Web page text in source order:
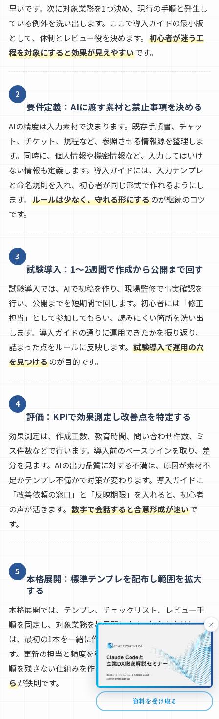
早いです。次に対象業務を1つ決め、現行の手順と発生し
ている例外を洗い出します。ここで導入ガイドの最小版
として、体制とレビュー役を決めます。 初心者が迷う工
程を対象にすると効果が見えやすいです。
2
要件定義：AIに渡す素材と禁止事項を決める
AIの精度は入力素材で決まります。既存手順書、チャッ
ト、チケット、規程など、参照させる情報源を整理しま
す。同時に、個人情報や機密情報など、入力してはいけ
ない情報も定義します。導入ガイドには、入力テンプレ
と命名規則を入れ、初心者が同じ形式で作れるようにし
ます。 ルールは少なく、守れる形にするのが継続のコツ
です。
3
試験導入：1〜2週間で作成から公開まで回す
試験導入では、AIで初稿を作り、現場監修で事実確認を
行い、公開までを短期間で回します。初心者には「修正
担当」として参加してもらい、読みにくい箇所を洗い出
します。導入ガイドの通りに運用できたかを振り返り、
詰まった点をルールに反映します。 試験導入で運用の穴
を見つけるのが目的です。
4
評価：KPIで効果測定し改善点を特定する
効果測定は、作成工数、教育時間、問い合わせ件数、ミ
ス件数などで行います。導入前のベースラインを取り、差
分を見ます。AIの出力品質に対する不満は、原因が素材不
足かテンプレ不備かで対策が変わります。導入ガイドに
「改善依頼の窓口」と「反映期限」を入れると、初心者
の声が活きます。 数字で会話すると合意形成が速いで
す。
5
本格展開：標準テンプレを配布し範囲を拡大
する
本格展開では、テンプレ、チェックリスト、レビュー手
順を固定し、対象業務を横展開します。初心者向けに
は、最初の1本を一緒に作るオンボーディングを用意しま
す。更新の担当と頻度を導入ガイドで明確化し、古い手
順を残さない仕組みを作ります。拡大は運用が回ってか
らが鉄則です。
×
資料を受け取る